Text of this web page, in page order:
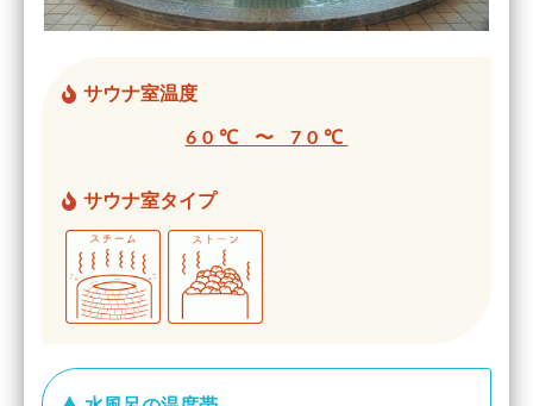
サウナ室温度
60℃ 〜 70℃
サウナ室タイプ